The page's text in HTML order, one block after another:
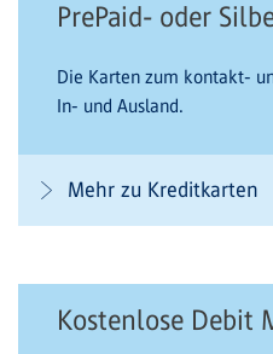
PrePaid- oder
Die Karten zum kontakt-
In- und Ausland.
Mehr zu Kreditkarten
Kostenlose Debit